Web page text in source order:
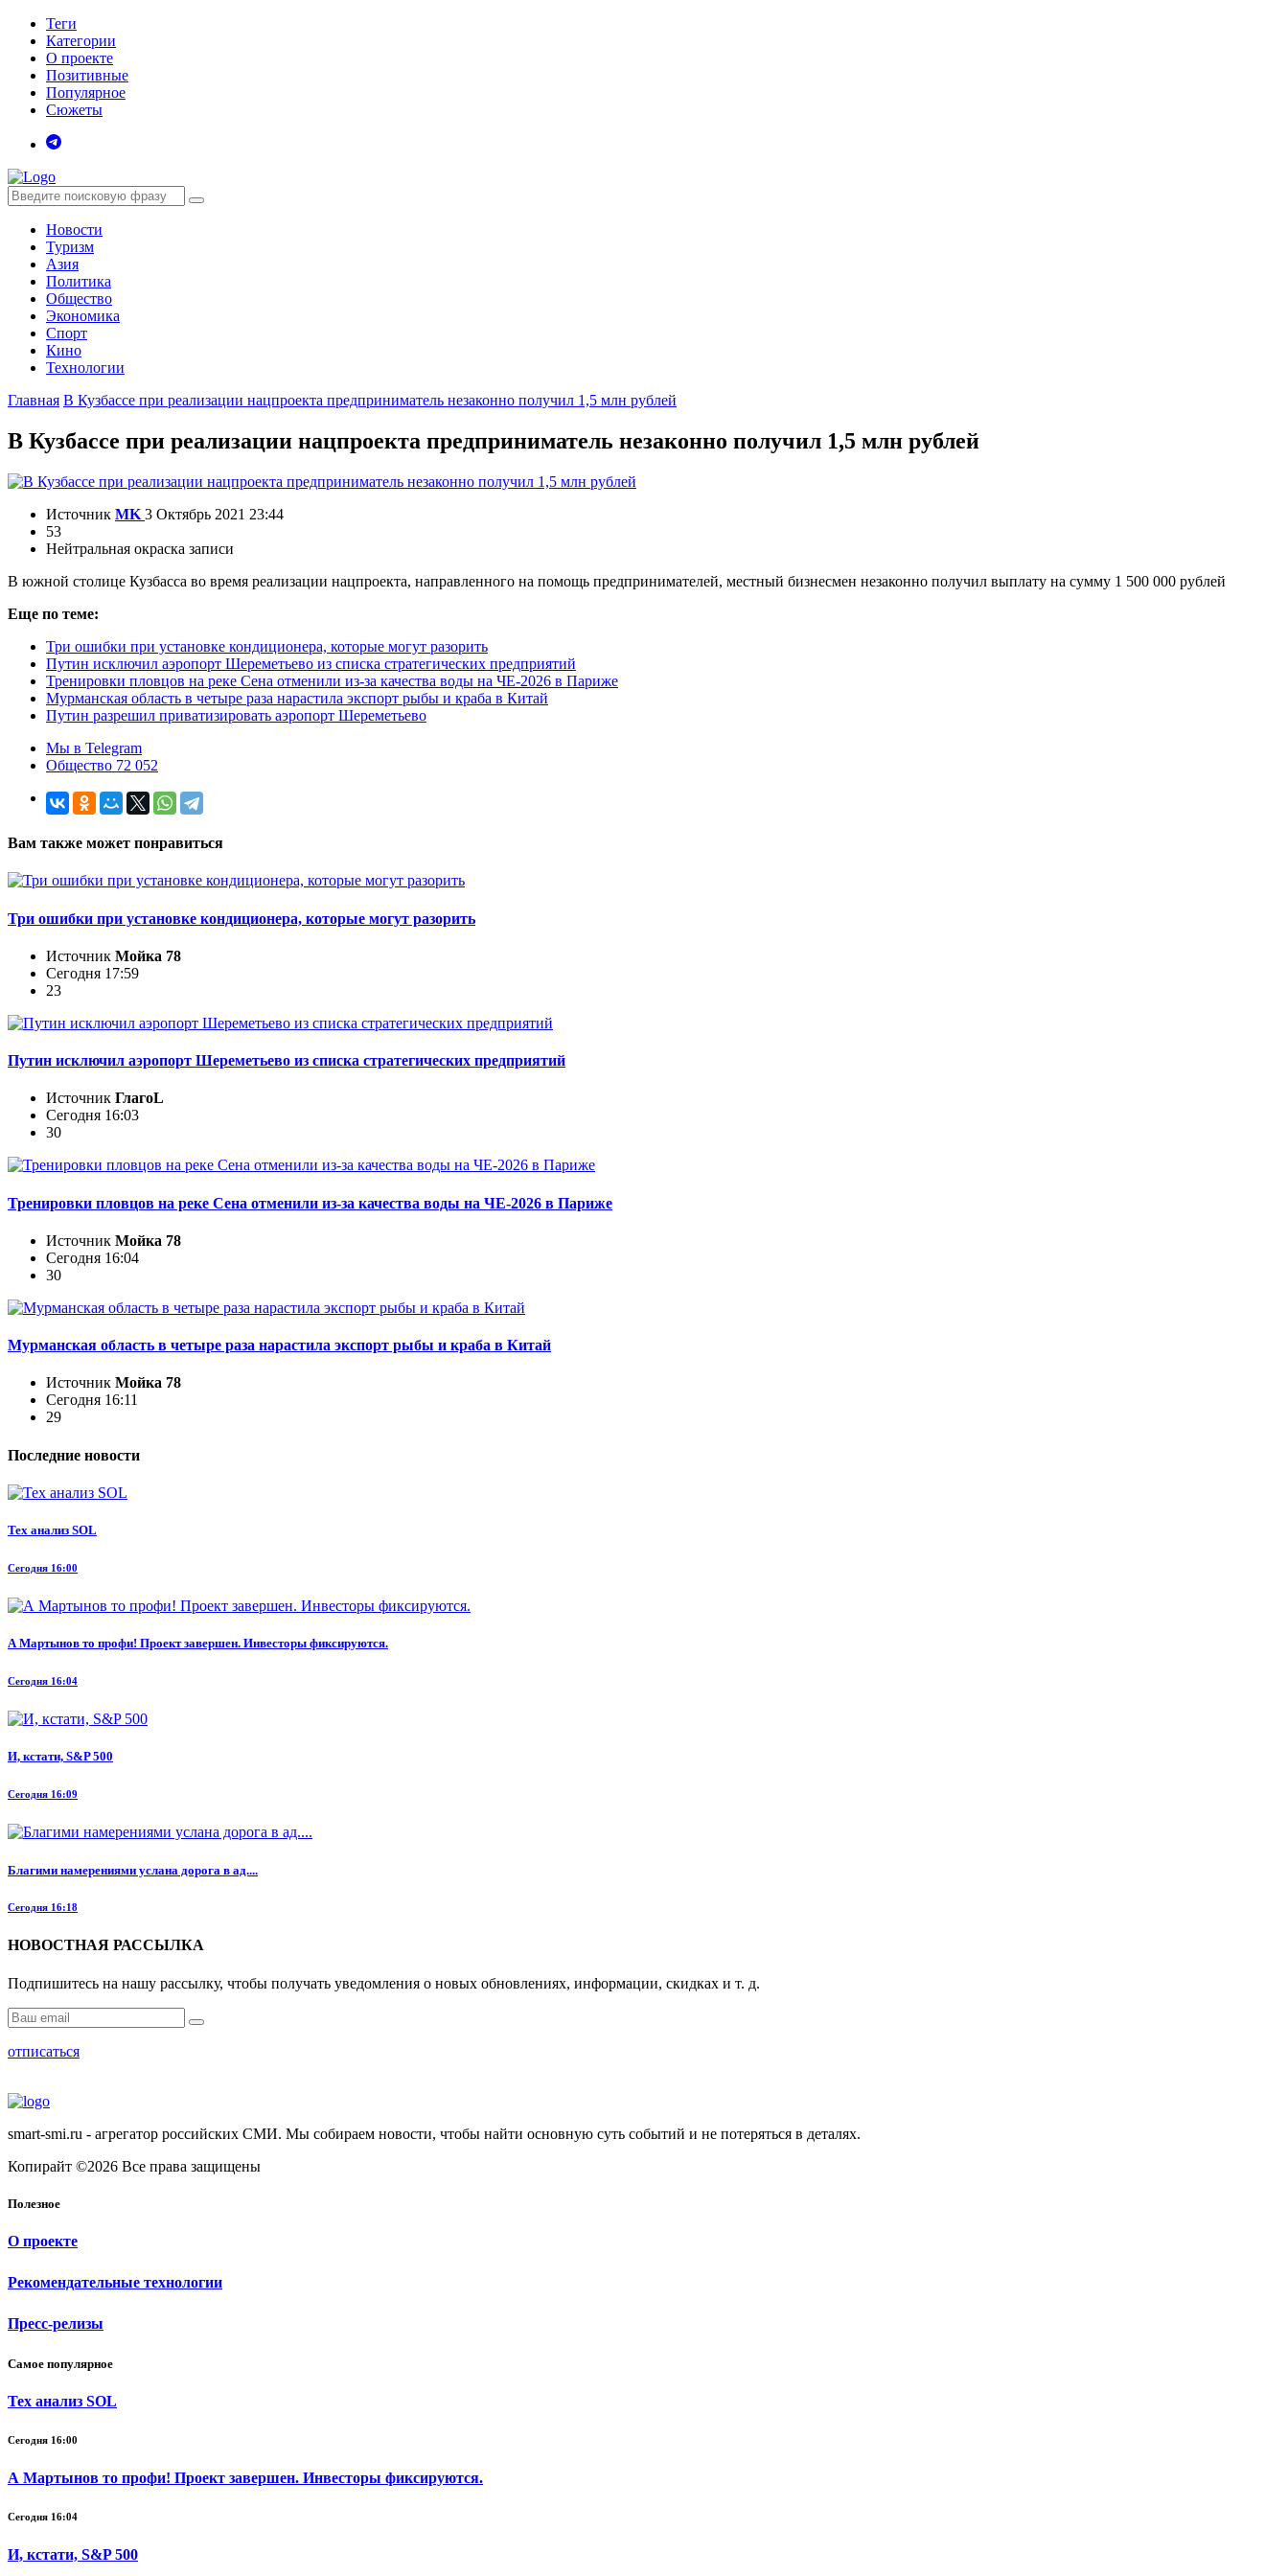
Теги
Категории
О проекте
Позитивные
Популярное
Сюжеты
Новости
Туризм
Азия
Политика
Общество
Экономика
Спорт
Кино
Технологии
Главная В Кузбассе при реализации нацпроекта предприниматель незаконно получил 1,5 млн рублей
В Кузбассе при реализации нацпроекта предприниматель незаконно получил 1,5 млн рублей
Источник MK 3 Октябрь 2021 23:44
53
Нейтральная окраска записи
В южной столице Кузбасса во время реализации нацпроекта, направленного на помощь предпринимателей, местный бизнесмен незаконно получил выплату на сумму 1 500 000 рублей
Еще по теме:
Три ошибки при установке кондиционера, которые могут разорить
Путин исключил аэропорт Шереметьево из списка стратегических предприятий
Тренировки пловцов на реке Сена отменили из-за качества воды на ЧЕ-2026 в Париже
Мурманская область в четыре раза нарастила экспорт рыбы и краба в Китай
Путин разрешил приватизировать аэропорт Шереметьево
Мы в Telegram
Общество 72 052
Вам также может понравиться
Три ошибки при установке кондиционера, которые могут разорить
Источник Мойка 78
Сегодня 17:59
23
Путин исключил аэропорт Шереметьево из списка стратегических предприятий
Источник ГлагоL
Сегодня 16:03
30
Тренировки пловцов на реке Сена отменили из-за качества воды на ЧЕ-2026 в Париже
Источник Мойка 78
Сегодня 16:04
30
Мурманская область в четыре раза нарастила экспорт рыбы и краба в Китай
Источник Мойка 78
Сегодня 16:11
29
Последние новости
Тех анализ SOL
Сегодня 16:00
А Мартынов то профи! Проект завершен. Инвесторы фиксируются.
Сегодня 16:04
И, кстати, S&P 500
Сегодня 16:09
Благими намерениями услана дорога в ад....
Сегодня 16:18
НОВОСТНАЯ РАССЫЛКА
Подпишитесь на нашу рассылку, чтобы получать уведомления о новых обновлениях, информации, скидках и т. д.
отписаться
smart-smi.ru - агрегатор российских СМИ. Мы собираем новости, чтобы найти основную суть событий и не потеряться в деталях.
Копирайт ©2026 Все права защищены
Полезное
О проекте
Рекомендательные технологии
Пресс-релизы
Самое популярное
Тех анализ SOL
Сегодня 16:00
А Мартынов то профи! Проект завершен. Инвесторы фиксируются.
Сегодня 16:04
И, кстати, S&P 500